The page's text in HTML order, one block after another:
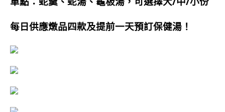
每日供應燉品四款及提前一天預訂保健湯！